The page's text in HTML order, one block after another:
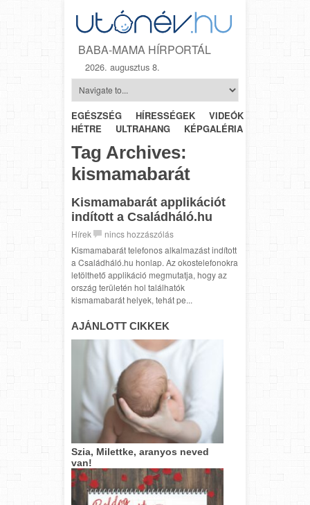
BABA-MAMA HÍRPORTÁL
2026. augusztus 8.
EGÉSZSÉG HÍRESSÉGEK VIDEÓK
HÉTRŐL-
HÉTRE
ULTRAHANG KÉPGALÉRIA
Tag Archives:
kismamabarát
Kismamabarát applikációt
indított a Családháló.hu
Hírek
nincs hozzászólás
Kismamabarát telefonos alkalmazást indított
a Családháló.hu honlap. Az okostelefonokra
letölthető applikáció megmutatja, hogy az
ország területén hol találhatók
kismamabarát helyek, tehát pe...
AJÁNLOTT CIKKEK
Szia, Milettke, aranyos neved
van!